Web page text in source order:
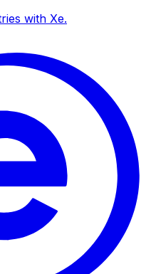
with Xe.